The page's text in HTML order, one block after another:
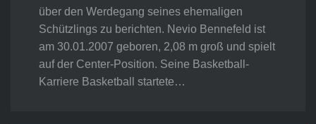
über den Werdegang seines ehemaligen
Schützlings zu berichten. Nevio Bennefeld ist
am 30.01.2007 geboren, 2,08 m groß und spielt
auf der Center-Position. Seine Basketball-
Karriere Basketball startete…